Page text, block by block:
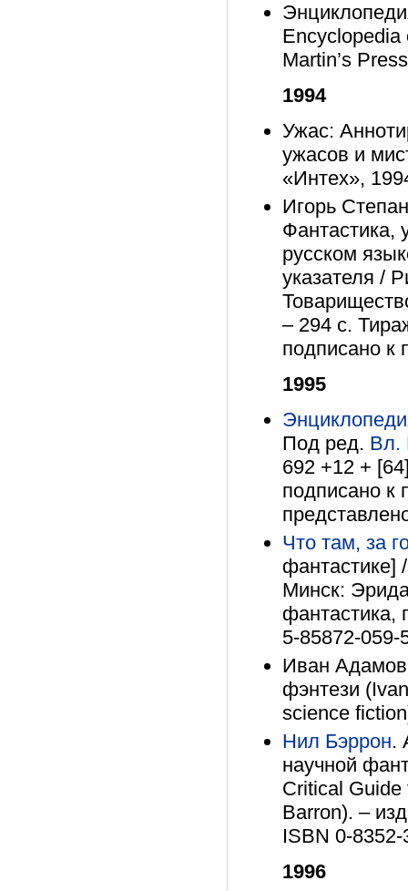
Encyclopedia
Martin’s Press
1994
Ужас:
ужасов и
«Интех»,
Игорь
Фантастика,
русском
указателя /
– 294 с.
подписано к
1995
Под ред. Вл.
692 +12 +
подписано к
Что там, за
Минск:
фантастика,
5-85872-059-
Иван
фэнтези
science
Нил Бэррон.
научной
Critical
Barron). –
ISBN 0-8352-
1996